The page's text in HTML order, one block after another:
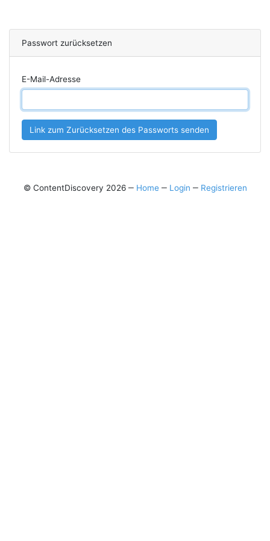
Passwort zurücksetzen
E-Mail-Adresse
Link zum Zurücksetzen des Passworts senden
© ContentDiscovery 2026 ‒ Home‒ Login ‒ Registrieren